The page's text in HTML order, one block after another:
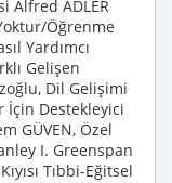
Alfred ADLER
Öğrenme
Yardımcı
Gelişen
Dil Gelişimi
İçin Destekleyici
GÜVEN, Özel
I. Greenspan
Tıbbi-Eğitsel